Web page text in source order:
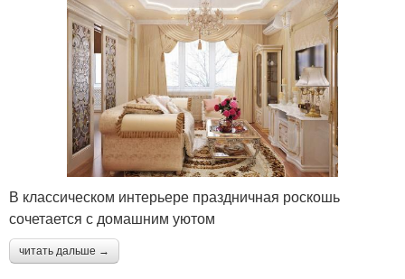
В классическом интерьере праздничная роскошь
сочетается с домашним уютом
читать дальше →